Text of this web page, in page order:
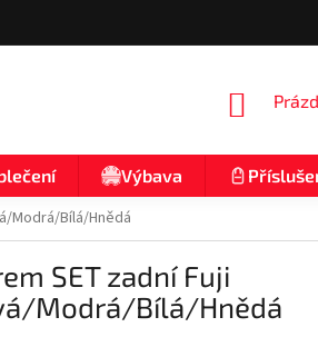
Výbava
Modrá/Bílá/Hnědá
SET zadní Fuji
Modrá/Bílá/Hnědá